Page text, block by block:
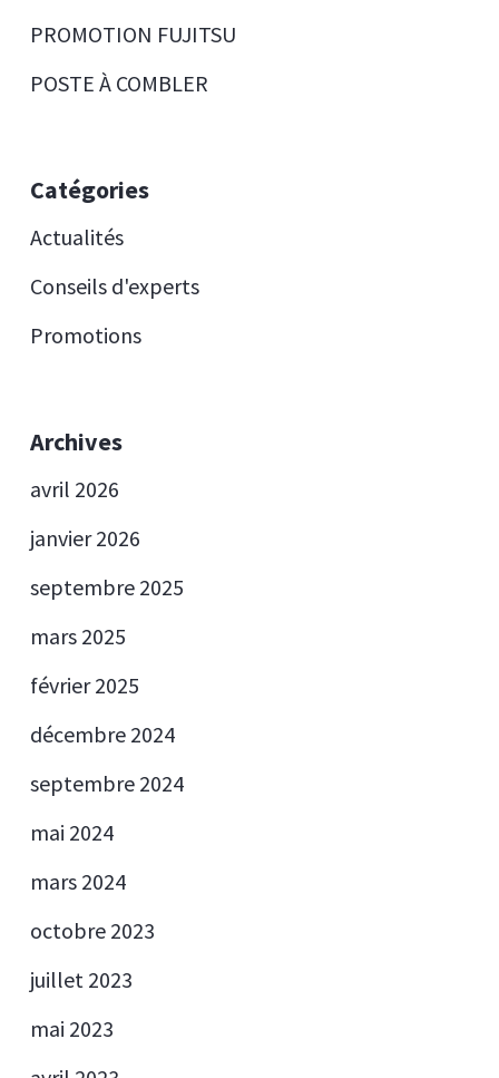
PROMOTION FUJITSU
POSTE À COMBLER
Catégories
Actualités
Conseils d'experts
Promotions
Archives
avril 2026
janvier 2026
septembre 2025
mars 2025
février 2025
décembre 2024
septembre 2024
mai 2024
mars 2024
octobre 2023
juillet 2023
mai 2023